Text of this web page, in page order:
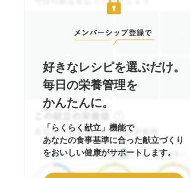
好きなレシピを選ぶだけ。
毎日の栄養管理を
かんたんに。
「らくらく献立」機能で
あなたの食事基準に合った献立づくり
をおいしい健康がサポートします。